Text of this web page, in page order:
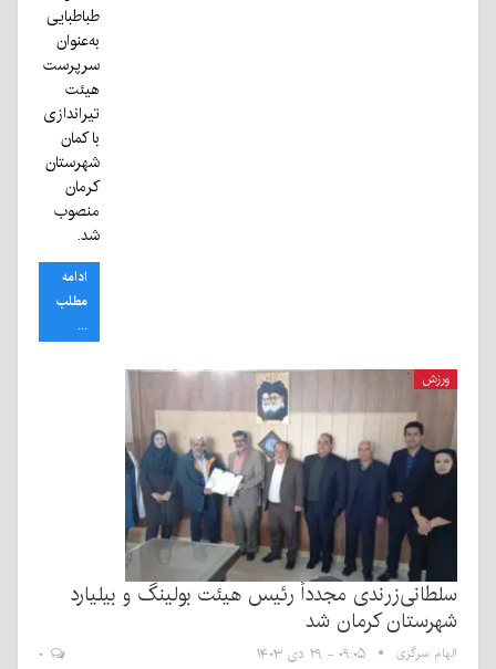
طباطبایی
به‌عنوان
سرپرست
هیئت
تیراندازی
با کمان
شهرستان
کرمان
منصوب
شد.
ادامه
مطلب
...
ورزش
سلطانی‌زرندی مجدداً رئیس هیئت بولینگ و بیلیارد
شهرستان کرمان شد
الهام سرگزی ۰۹:۰۵ - ۲۹ دی ۱۴۰۳